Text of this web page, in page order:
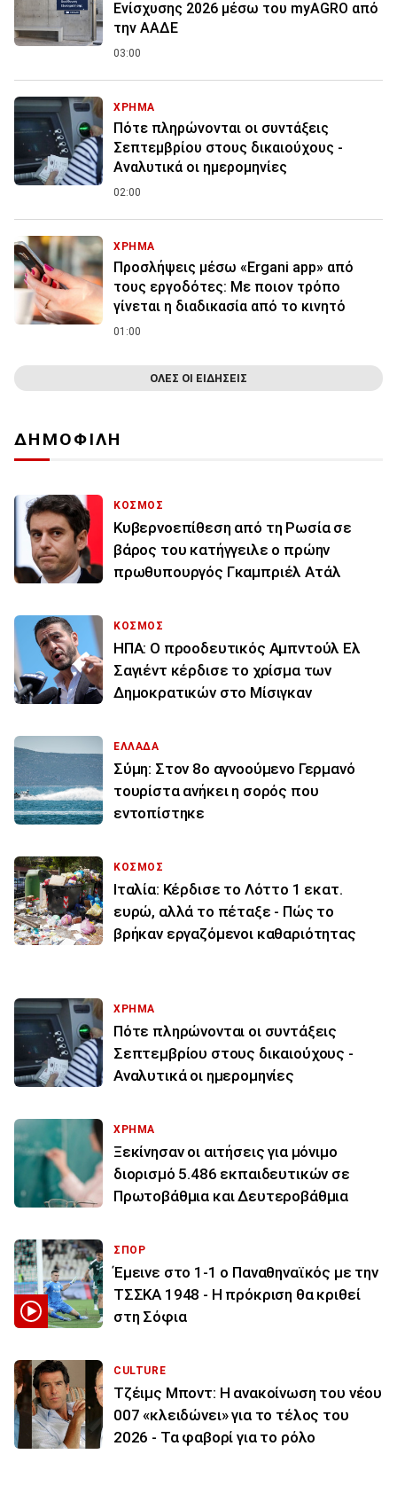
Ενίσχυσης 2026 μέσω του myAGRO από
την ΑΑΔΕ
03:00
ΧΡΗΜΑ
Πότε πληρώνονται οι συντάξεις
Σεπτεμβρίου στους δικαιούχους -
Αναλυτικά οι ημερομηνίες
02:00
ΧΡΗΜΑ
Προσλήψεις μέσω «Ergani app» από
τους εργοδότες: Με ποιον τρόπο
γίνεται η διαδικασία από το κινητό
01:00
ΟΛΕΣ ΟΙ ΕΙΔΗΣΕΙΣ
ΔΗΜΟΦΙΛΗ
ΚΟΣΜΟΣ
Κυβερνοεπίθεση από τη Ρωσία σε
βάρος του κατήγγειλε ο πρώην
πρωθυπουργός Γκαμπριέλ Ατάλ
ΚΟΣΜΟΣ
ΗΠΑ: Ο προοδευτικός Αμπντούλ Ελ
Σαγιέντ κέρδισε το χρίσμα των
Δημοκρατικών στο Μίσιγκαν
ΕΛΛΑΔΑ
Σύμη: Στον 8ο αγνοούμενο Γερμανό
τουρίστα ανήκει η σορός που
εντοπίστηκε
ΚΟΣΜΟΣ
Ιταλία: Κέρδισε το Λόττο 1 εκατ.
ευρώ, αλλά το πέταξε - Πώς το
βρήκαν εργαζόμενοι καθαριότητας
ΧΡΗΜΑ
Πότε πληρώνονται οι συντάξεις
Σεπτεμβρίου στους δικαιούχους -
Αναλυτικά οι ημερομηνίες
ΧΡΗΜΑ
Ξεκίνησαν οι αιτήσεις για μόνιμο
διορισμό 5.486 εκπαιδευτικών σε
Πρωτοβάθμια και Δευτεροβάθμια
ΣΠΟΡ
Έμεινε στο 1-1 ο Παναθηναϊκός με την
ΤΣΣΚΑ 1948 - Η πρόκριση θα κριθεί
στη Σόφια
CULTURE
Τζέιμς Μποντ: Η ανακοίνωση του νέου
007 «κλειδώνει» για το τέλος του
2026 - Τα φαβορί για το ρόλο